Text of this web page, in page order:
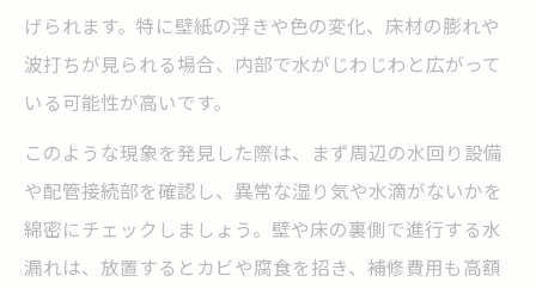
壁や床下で進行する水漏れ現象への備え方
水漏れサインと日常の異変を比較して判断
水がチョロチョロの場合の点検チェック
水がチョロチョロの水漏れサインと点検手
順
凍結か水漏れかを見分けるチェックポイン
ト
げられます。特に壁紙の浮きや色の変化、床材の膨れや
波打ちが見られる場合、内部で水がじわじわと広がって
いる可能性が高いです。
このような現象を発見した際は、まず周辺の水回り設備
や配管接続部を確認し、異常な湿り気や水滴がないかを
綿密にチェックしましょう。壁や床の裏側で進行する水
漏れは、放置するとカビや腐食を招き、補修費用も高額